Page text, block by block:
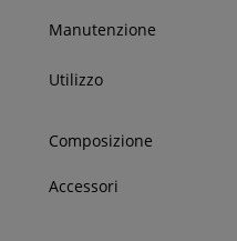
Manutenzione
Utilizzo
Composizione
Accessori